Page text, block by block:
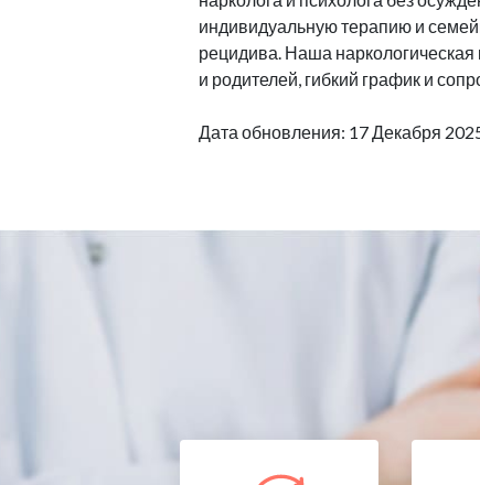
индивидуальную терапию и
рецидива. Наша
и родителей, гибкий график и
Дата обновления: 17 Декабря